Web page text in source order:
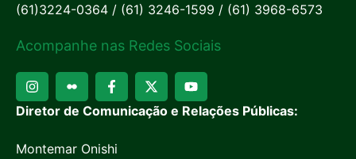
(61)3224-0364 / (61) 3246-1599 / (61) 3968-6573
Acompanhe nas Redes Sociais
Diretor de Comunicação e Relações Públicas:
Montemar Onishi